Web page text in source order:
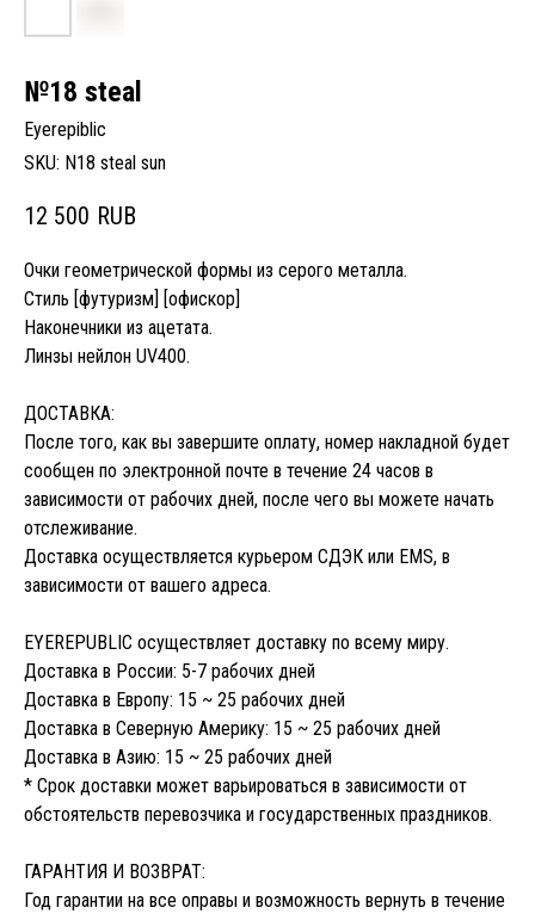
№18 steal
Eyerepiblic
SKU: N18 steal sun
12 500 RUB
Очки геометрической формы из серого металла.
Стиль [футуризм] [офискор]
Наконечники из ацетата.
Линзы нейлон UV400.
ДОСТАВКА:
После того, как вы завершите оплату, номер накладной будет
сообщен по электронной почте в течение 24 часов в
зависимости от рабочих дней, после чего вы можете начать
отслеживание.
Доставка осуществляется курьером СДЭК или EMS, в
зависимости от вашего адреса.
EYEREPUBLIC осуществляет доставку по всему миру.
Доставка в России: 5-7 рабочих дней
Доставка в Европу: 15 ~ 25 рабочих дней
Доставка в Северную Америку: 15 ~ 25 рабочих дней
Доставка в Азию: 15 ~ 25 рабочих дней
* Срок доставки может варьироваться в зависимости от
обстоятельств перевозчика и государственных праздников.
ГАРАНТИЯ И ВОЗВРАТ:
Год гарантии на все оправы и возможность вернуть в течение